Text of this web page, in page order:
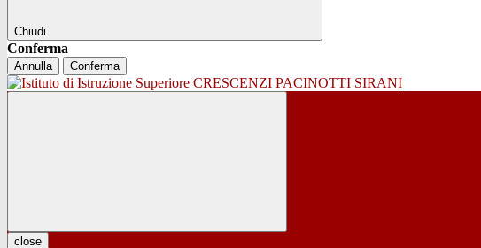
Chiudi
Conferma
Annulla Conferma
close